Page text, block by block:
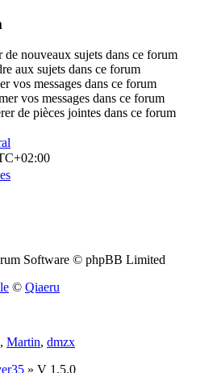
de nouveaux sujets dans ce forum
aux sujets dans ce forum
vos messages dans ce forum
vos messages dans ce forum
de pièces jointes dans ce forum
Software © phpBB Limited
© Qiaeru
, Martin, dmzx
» V 1.5.0